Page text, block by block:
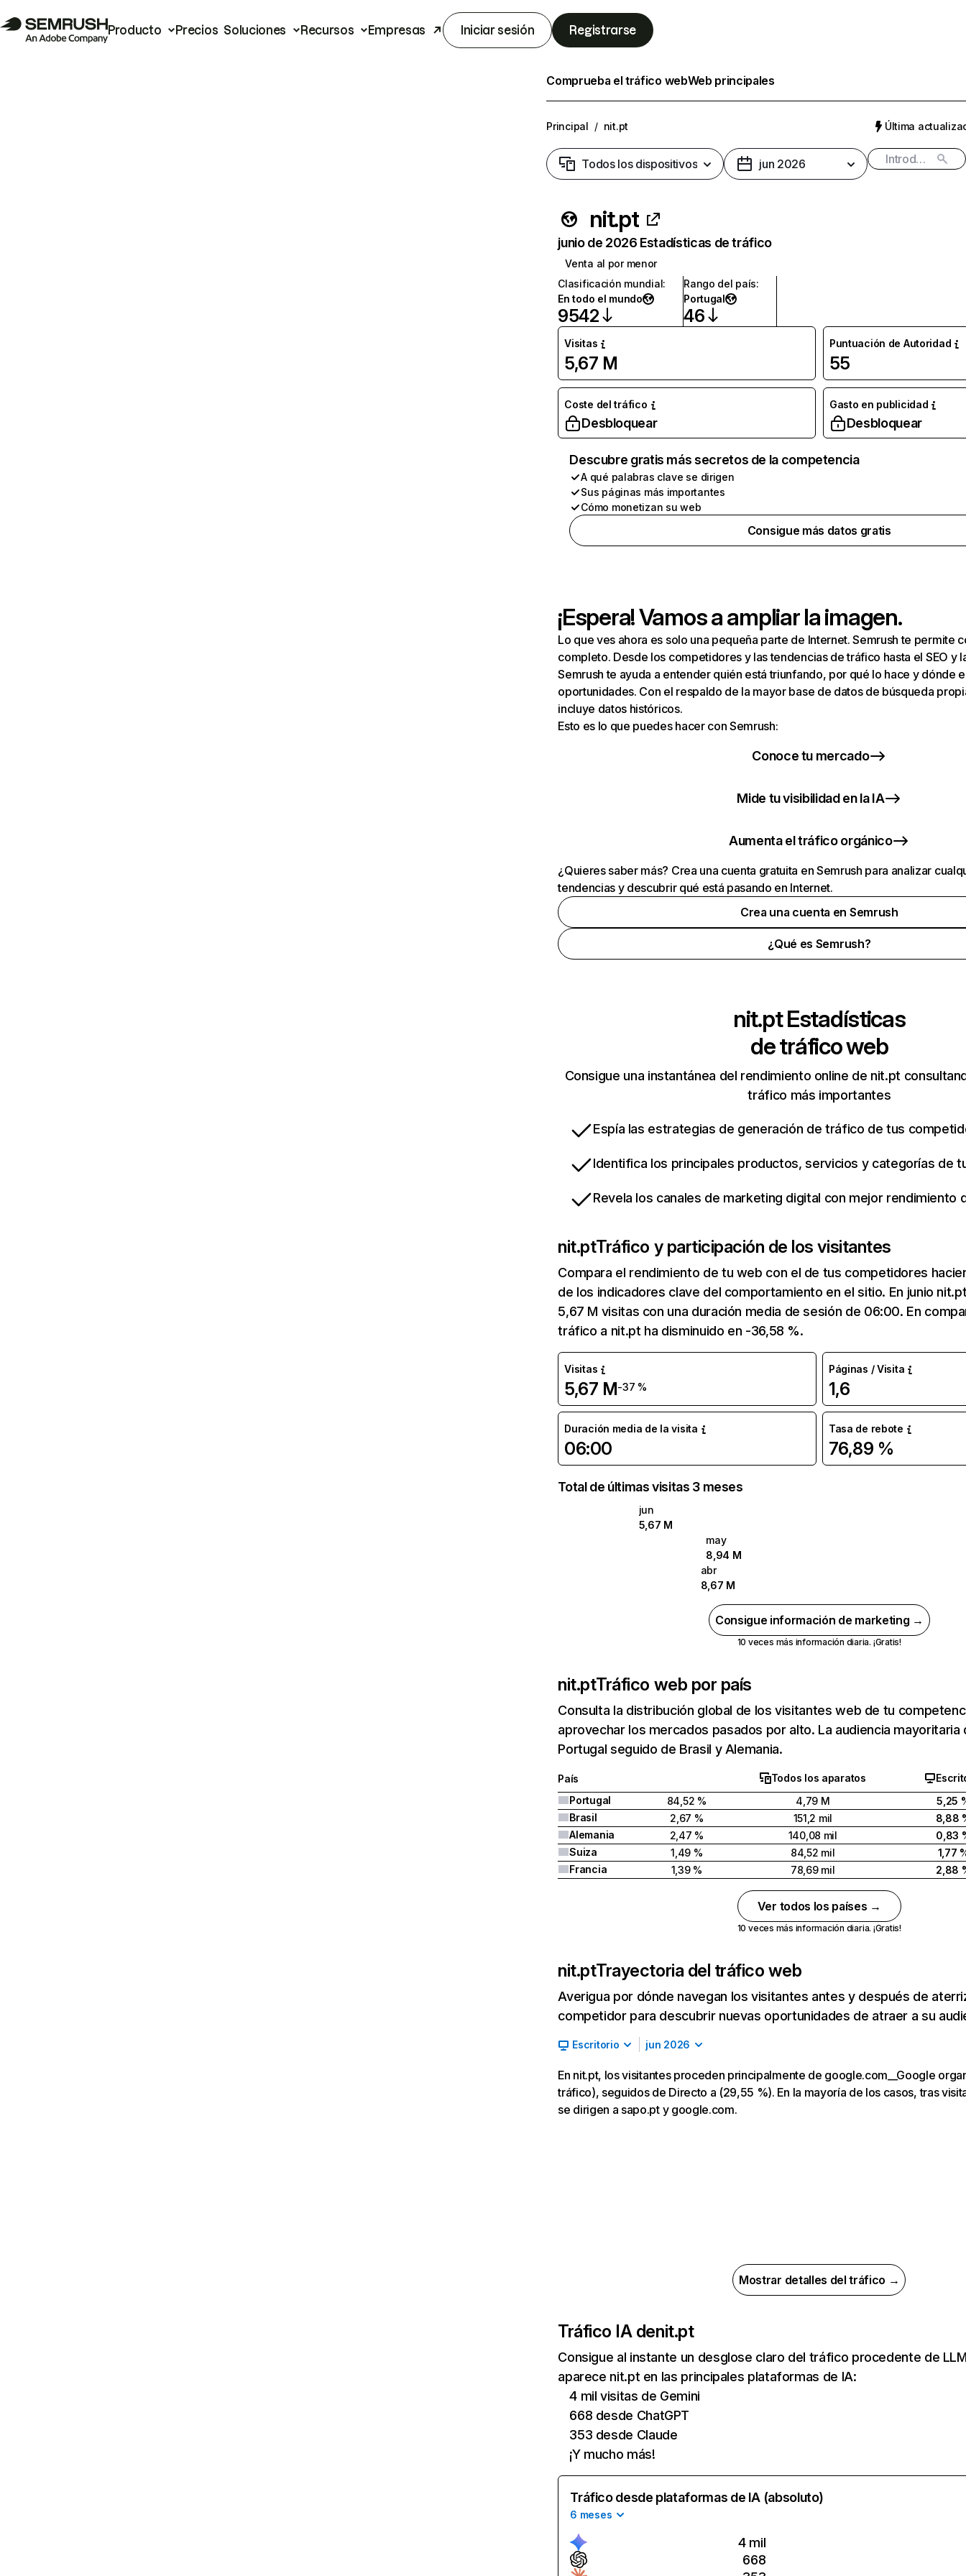
Producto Precios Soluciones Recursos Empresas Iniciar sesión Registrarse
Comprueba el tráfico webWeb principales
Principal / nit.pt Última
Todos los dispositivos jun 2026
nit.pt
junio de 2026 Estadísticas de tráfico
Venta al por menor
Clasificación mundial:
En todo el mundo
9542
Rango del país:
Portugal
46
Visitas
5,67 M
Puntuación de Autoridad
55
Coste del tráfico
Desbloquear
Gasto en publicidad
Desbloquear
Descubre gratis más secretos de la competencia
A qué palabras clave se dirigen
Sus páginas más importantes
Cómo monetizan su web
Consigue más datos gratis
¡Espera! Vamos a ampliar la imagen.
Lo que ves ahora es solo una pequeña parte de Internet. Semrush te permite
completo. Desde los competidores y las tendencias de tráfico hasta el SEO y
Semrush te ayuda a entender quién está triunfando, por qué lo hace y dónde
oportunidades. Con el respaldo de la mayor base de datos de búsqueda
incluye datos históricos.
Esto es lo que puedes hacer con Semrush:
Conoce tu mercado
Mide tu visibilidad en la IA
Aumenta el tráfico orgánico
¿Quieres saber más? Crea una cuenta gratuita en Semrush para analizar
tendencias y descubrir qué está pasando en Internet.
Crea una cuenta en Semrush
¿Qué es Semrush?
nit.ptEstadísticas
de tráfico web
Consigue una instantánea del rendimiento online de nit.pt
tráfico más importantes
Espía las estrategias de generación de tráfico de tus
Identifica los principales productos, servicios y categorías de
Revela los canales de marketing digital con mejor rendimiento
nit.ptTráfico y participación de los visitantes
Compara el rendimiento de tu web con el de tus competidores
de los indicadores clave del comportamiento en el sitio. En junio
5,67 M visitas con una duración media de sesión de 06:00. En
tráfico a nit.pt ha disminuido en -36,58 %.
Visitas
5,67 M-37 %
Páginas / Visita
1,6
Duración media de la visita
06:00
Tasa de rebote
76,89 %
Total de últimas visitas 3 meses
jun
5,67 M
may
8,94 M
abr
8,67 M
Consigue información de marketing →
10 veces más información diaria. ¡Gratis!
nit.ptTráfico web por país
Consulta la distribución global de los visitantes web de tu
aprovechar los mercados pasados por alto. La audiencia
Portugal seguido de Brasil y Alemania.
País Todos los aparatos
Portugal
84,52 % 4,79 M
5,25
Brasil
2,67 % 151,2 mil
8,88
Alemania
2,47 % 140,08 mil
0,83
Suiza
1,49 % 84,52 mil
1,77
Francia
1,39 % 78,69 mil 2,88
Ver todos los países →
10 veces más información diaria. ¡Gratis!
nit.ptTrayectoria del tráfico web
Averigua por dónde navegan los visitantes antes y después de
competidor para descubrir nuevas oportunidades de atraer a su
Escritorio jun 2026
En nit.pt, los visitantes proceden principalmente de google.com__Google
tráfico), seguidos de Directo a (29,55 %). En la mayoría de los casos, tras
se dirigen a sapo.pt y google.com.
Mostrar detalles del tráfico →
Tráfico IA denit.pt
Consigue al instante un desglose claro del tráfico procedente de
aparece nit.pt en las principales plataformas de IA:
4 mil visitas de Gemini
668 desde ChatGPT
353 desde Claude
¡Y mucho más!
Tráfico desde plataformas de IA (absoluto)
6 meses
4 mil
668